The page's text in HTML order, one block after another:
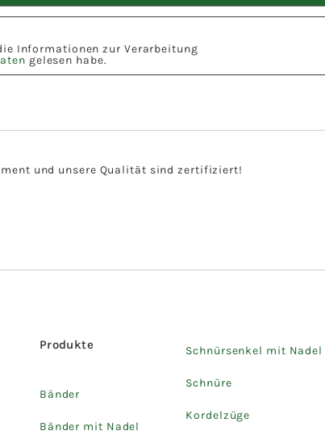
Informationen zur Verarbeitung
gelesen habe.
und unsere Qualität sind zertifiziert!
Produkte
Bänder
Bänder mit Nadel
Schnürsenkel mit Nadel
Schnüre
Kordelzüge